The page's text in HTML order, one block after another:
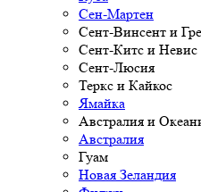
Сен-Мартен
Сент-Винсент и
Сент-Китс и Невис
Сент-Люсия
Теркс и Кайкос
Ямайка
Австралия и
Австралия
Гуам
Новая Зеландия